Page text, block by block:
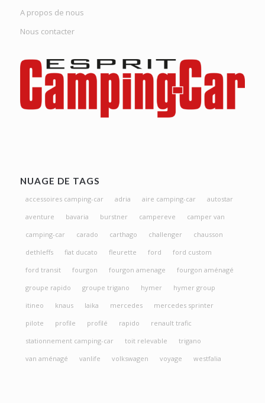
A propos de nous
Nous contacter
NUAGE DE TAGS
accessoires camping-car adria aire camping-car
autostar
aventure
bavaria burstner campereve
camper van
camping-car
carado carthago challenger
chausson
dethleffs
fiat ducato fleurette ford
ford custom
ford transit
fourgon fourgon amenage
fourgon aménagé
groupe rapido
groupe trigano hymer
hymer group
itineo
knaus laika mercedes
mercedes sprinter
pilote
profile profilé rapido
renault trafic
stationnement camping-car
toit relevable
trigano
van aménagé
vanlife volkswagen voyage westfalia